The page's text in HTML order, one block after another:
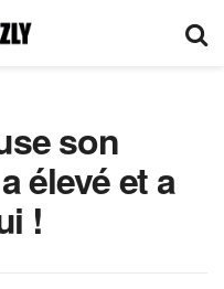
son
élevé et a
!